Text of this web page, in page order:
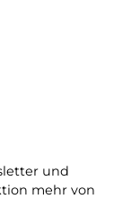
und
mehr von